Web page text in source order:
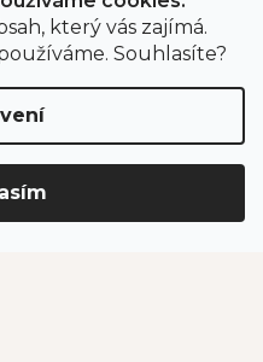
který vás zajímá.
Souhlasíte?